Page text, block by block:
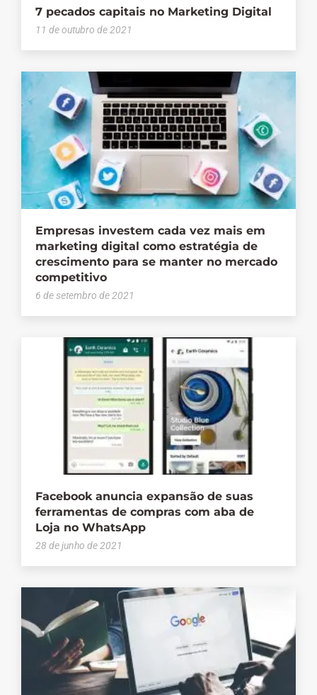
7 pecados capitais no Marketing Digital
11 de outubro de 2021
Empresas investem cada vez mais em
marketing digital como estratégia de
crescimento para se manter no mercado
competitivo
6 de setembro de 2021
Facebook anuncia expansão de suas
ferramentas de compras com aba de
Loja no WhatsApp
28 de junho de 2021